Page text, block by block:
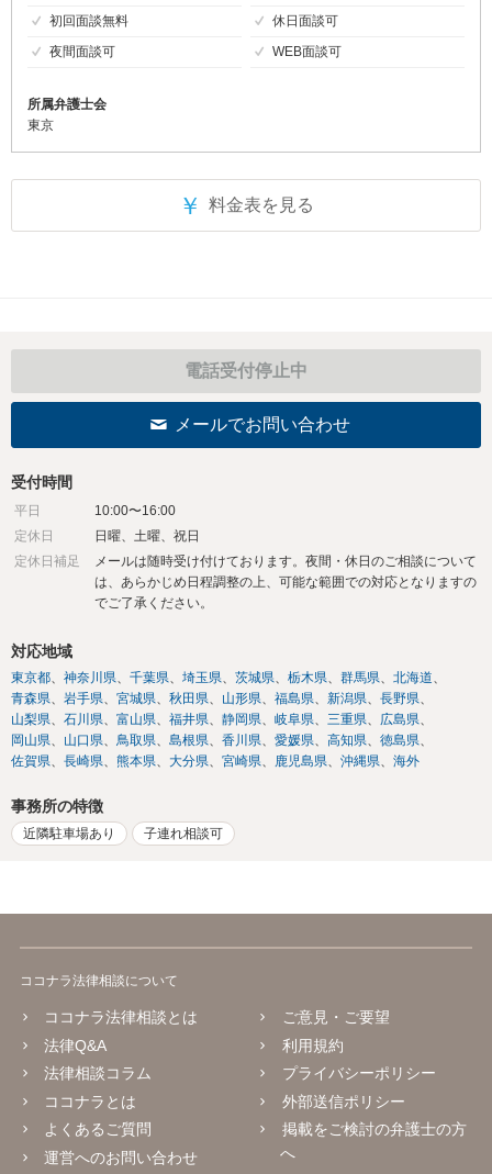
初回面談無料
休日面談可
夜間面談可
WEB面談可
所属弁護士会
東京
￥ 料金表を見る
電話受付停止中
メールでお問い合わせ
受付時間
平日
10:00〜16:00
定休日
日曜、土曜、祝日
定休日補足
メールは随時受け付けております。夜間・休日のご相談について
は、あらかじめ日程調整の上、可能な範囲での対応となりますの
でご了承ください。
対応地域
東京都 神奈川県 千葉県 埼玉県 茨城県 栃木県 群馬県
北海道
青森県
岩手県 宮城県 秋田県 山形県 福島県 新潟県
長野県
山梨県
石川県 富山県 福井県 静岡県 岐阜県 三重県
広島県
岡山県
山口県 鳥取県 島根県 香川県 愛媛県 高知県
徳島県
佐賀県
長崎県 熊本県 大分県 宮崎県 鹿児島県 沖縄県 海外
事務所の特徴
近隣駐車場あり 子連れ相談可
ココナラ法律相談について
ココナラ法律相談とは
法律Q&A
法律相談コラム
ココナラとは
よくあるご質問
運営へのお問い合わせ
ご意見・ご要望
利用規約
プライバシーポリシー
外部送信ポリシー
掲載をご検討の弁護士の方
へ